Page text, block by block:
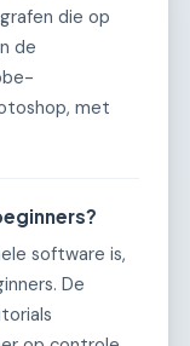
die op
de
met
software is,
De